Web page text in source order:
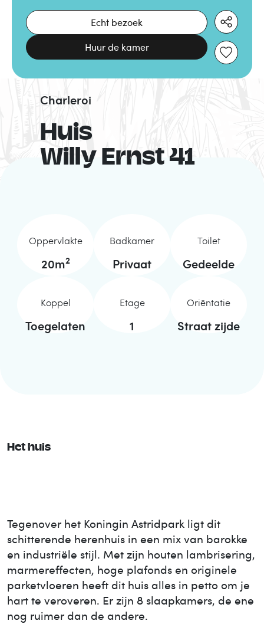
Echt bezoek
Huur de kamer
Huis
Willy Ernst 41
Charleroi
Oppervlakte
20m2
Badkamer
Privaat
Toilet
Gedeelde
Koppel
Toegelaten
Etage
1
Oriëntatie
Straat zijde
Het huis
Tegenover het Koningin Astridpark ligt dit
schitterende herenhuis in een mix van barokke
en industriële stijl. Met zijn houten lambrisering,
marmereffecten, hoge plafonds en originele
parketvloeren heeft dit huis alles in petto om je
hart te veroveren. Er zijn 8 slaapkamers, de ene
nog ruimer dan de andere.